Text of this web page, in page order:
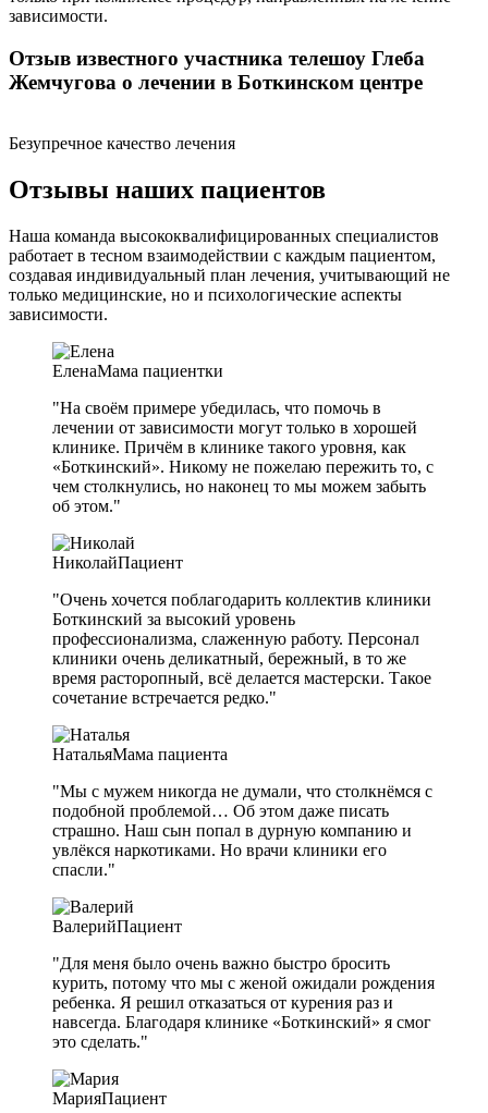
зависимости.
Отзыв известного участника телешоу Глеба
Жемчугова о лечении в Боткинском центре
Безупречное качество лечения
Отзывы наших пациентов
Наша команда высококвалифицированных специалистов
работает в тесном взаимодействии с каждым пациентом,
создавая индивидуальный план лечения, учитывающий не
только медицинские, но и психологические аспекты
зависимости.
ЕленаМама пациентки
"На своём примере убедилась, что помочь в
лечении от зависимости могут только в хорошей
клинике. Причём в клинике такого уровня, как
«Боткинский». Никому не пожелаю пережить то, с
чем столкнулись, но наконец то мы можем забыть
об этом."
НиколайПациент
"Очень хочется поблагодарить коллектив клиники
Боткинский за высокий уровень
профессионализма, слаженную работу. Персонал
клиники очень деликатный, бережный, в то же
время расторопный, всё делается мастерски. Такое
сочетание встречается редко."
НатальяМама пациента
"Мы с мужем никогда не думали, что столкнёмся с
подобной проблемой… Об этом даже писать
страшно. Наш сын попал в дурную компанию и
увлёкся наркотиками. Но врачи клиники его
спасли."
ВалерийПациент
"Для меня было очень важно быстро бросить
курить, потому что мы с женой ожидали рождения
ребенка. Я решил отказаться от курения раз и
навсегда. Благодаря клинике «Боткинский» я смог
это сделать."
МарияПациент